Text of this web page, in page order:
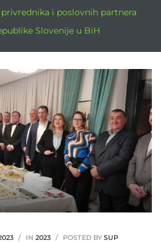
i poslovnih partnera
Slovenije u BiH
IN 2023 POSTED BY SUP